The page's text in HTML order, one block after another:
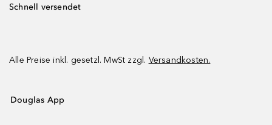
Schnell versendet
Alle Preise inkl. gesetzl. MwSt zzgl. Versandkosten.
Douglas App